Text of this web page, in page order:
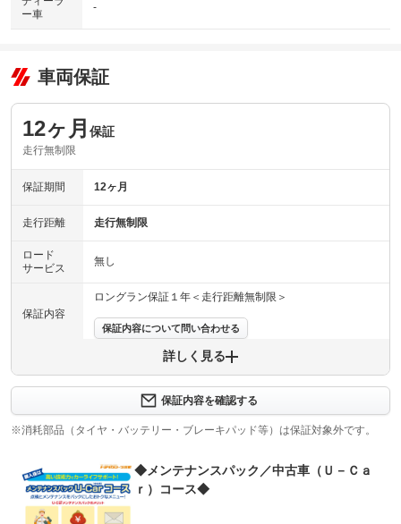
ー車
-
車両保証
12ヶ月 保証
走行無制限
保証期間 12ヶ月
走行距離 走行無制限
ロード
サービス
無し
保証内容
ロングラン保証１年＜走行距離無制限＞
保証内容について問い合わせる
上限金額
免責金 無し
保証修理
受付先
-
詳しく見る
保証内容を確認する
※消耗部品（タイヤ・バッテリー・ブレーキパッド等）は保証対象外です。
◆メンテナンスパック／中古車（Ｕ－Ｃａ
ｒ）コース◆